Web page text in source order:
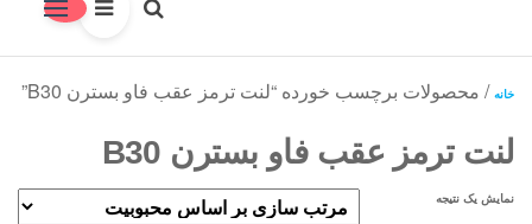
خانه / محصولات برچسب خورده “لنت ترمز عقب فاو بسترن B30”
لنت ترمز عقب فاو بسترن B30
نمایش یک نتیجه